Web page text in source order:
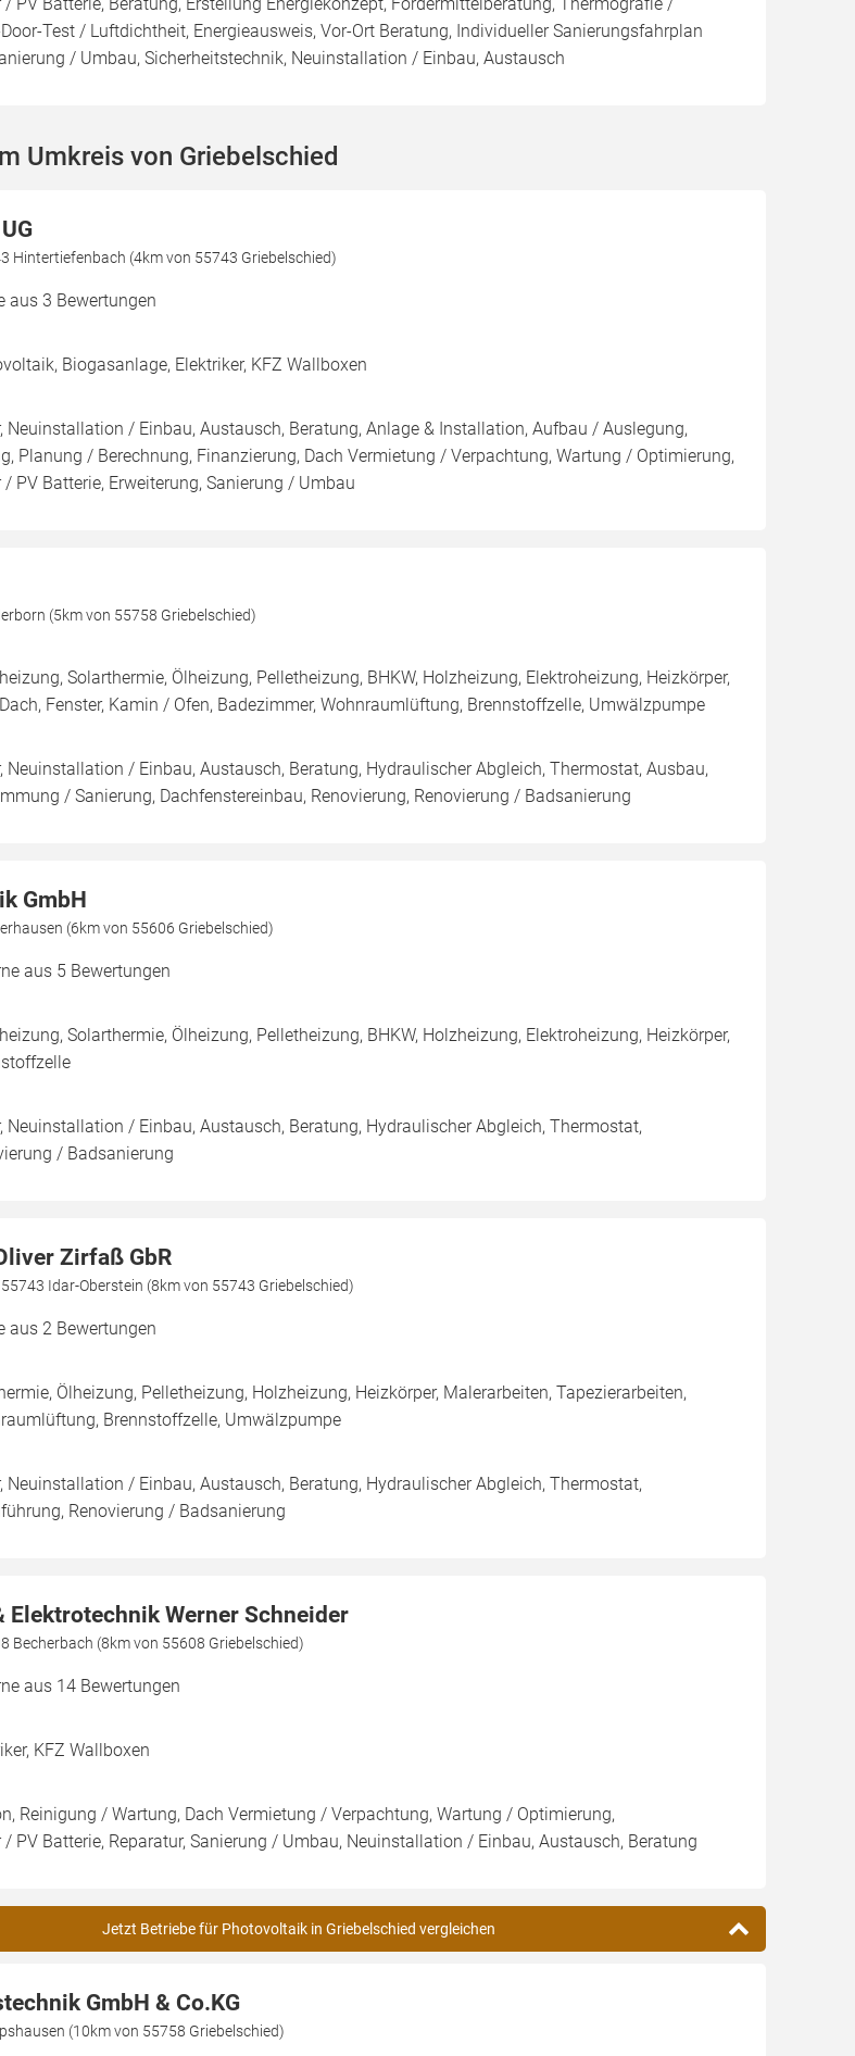
Test / Luftdichtheit, Energieausweis, Vor-Ort Beratung, Individueller Sanierungsfahrplan
/ Umbau, Sicherheitstechnik, Neuinstallation / Einbau, Austausch
Umkreis von Griebelschied
Hintertiefenbach (4km von 55743 Griebelschied)
aus 3 Bewertungen
Biogasanlage, Elektriker, KFZ Wallboxen
Neuinstallation / Einbau, Austausch, Beratung, Anlage & Installation, Aufbau / Auslegung,
Planung / Berechnung, Finanzierung, Dach Vermietung / Verpachtung, Wartung / Optimierung,
PV Batterie, Erweiterung, Sanierung / Umbau
(5km von 55758 Griebelschied)
Solarthermie, Ölheizung, Pelletheizung, BHKW, Holzheizung, Elektroheizung, Heizkörper,
Fenster, Kamin / Ofen, Badezimmer, Wohnraumlüftung, Brennstoffzelle, Umwälzpumpe
Neuinstallation / Einbau, Austausch, Beratung, Hydraulischer Abgleich, Thermostat, Ausbau,
/ Sanierung, Dachfenstereinbau, Renovierung, Renovierung / Badsanierung
GmbH
(6km von 55606 Griebelschied)
aus 5 Bewertungen
Solarthermie, Ölheizung, Pelletheizung, BHKW, Holzheizung, Elektroheizung, Heizkörper,
Neuinstallation / Einbau, Austausch, Beratung, Hydraulischer Abgleich, Thermostat,
/ Badsanierung
Zirfaß GbR
Idar-Oberstein (8km von 55743 Griebelschied)
aus 2 Bewertungen
Ölheizung, Pelletheizung, Holzheizung, Heizkörper, Malerarbeiten, Tapezierarbeiten,
Brennstoffzelle, Umwälzpumpe
Neuinstallation / Einbau, Austausch, Beratung, Hydraulischer Abgleich, Thermostat,
Renovierung / Badsanierung
Elektrotechnik Werner Schneider
Becherbach (8km von 55608 Griebelschied)
aus 14 Bewertungen
KFZ Wallboxen
Reinigung / Wartung, Dach Vermietung / Verpachtung, Wartung / Optimierung,
PV Batterie, Reparatur, Sanierung / Umbau, Neuinstallation / Einbau, Austausch, Beratung
Jetzt Betriebe für Photovoltaik in Griebelschied vergleichen
GmbH & Co.KG
(10km von 55758 Griebelschied)